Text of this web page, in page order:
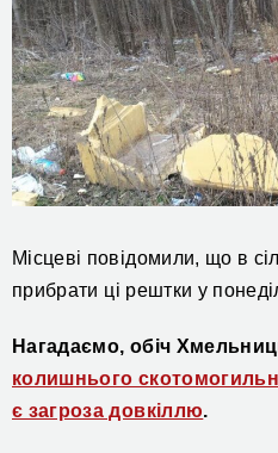
Місцеві повідомили, що в сі
прибрати ці рештки у
Нагадаємо, обіч
колишнього
є загроза довкіллю.